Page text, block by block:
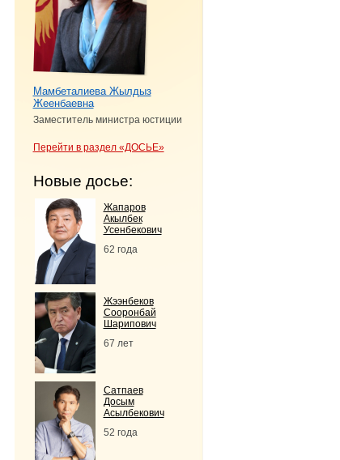
Мамбеталиева Жылдыз
Жеенбаевна
Заместитель министра юстиции
Перейти в раздел «ДОСЬЕ»
Новые досье:
Жапаров
Акылбек
Усенбекович
62 года
Жээнбеков
Сооронбай
Шарипович
67 лет
Сатпаев
Досым
Асылбекович
52 года